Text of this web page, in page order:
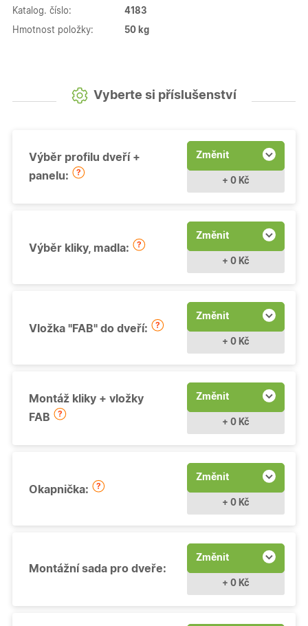
Katalog. číslo: 4183
Hmotnost položky: 50 kg
Vyberte si příslušenství
Výběr profilu dveří +
panelu:
Změnit
+ 0 Kč
Výběr kliky, madla:
Změnit
+ 0 Kč
Vložka "FAB" do dveří:
Změnit
+ 0 Kč
Montáž kliky + vložky
FAB
Změnit
+ 0 Kč
Okapnička:
Změnit
+ 0 Kč
Montážní sada pro dveře:
Změnit
+ 0 Kč